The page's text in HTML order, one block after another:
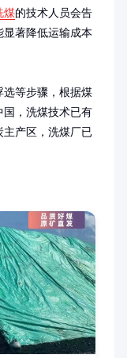
煤的技术人员会告
著降低运输成本
选等步骤，根据煤
国，洗煤技术已有
主产区，洗煤厂已